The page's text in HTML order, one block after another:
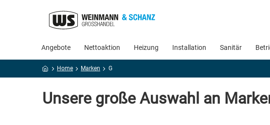
Angebote Nettoaktion Heizung Installation Sanitär
Home Marken G
Unsere große Auswahl an